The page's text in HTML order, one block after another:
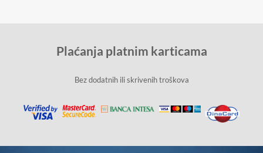
Plaćanja platnim karticama
Bez dodatnih ili skrivenih troškova